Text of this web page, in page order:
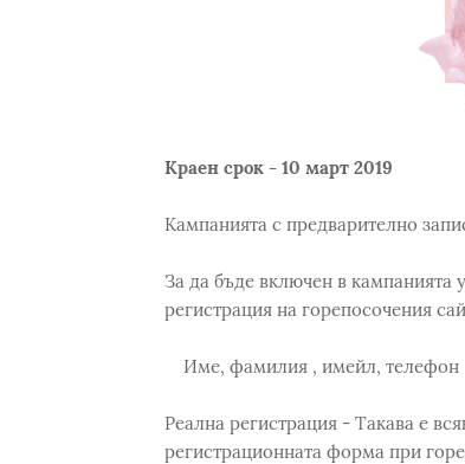
Краен срок - 10 март 2019
Кампанията с предварително
За да бъде включен в кампанията
регистрация на горепосочения
Име, фамилия , имейл, телефон
Реална регистрация - Такава е
регистрационната форма при